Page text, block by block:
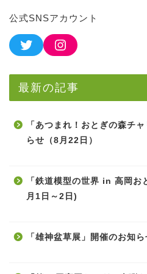
公式SNSアカウント
最新の記事
「あつまれ！おとぎの森チ
らせ（8月22日）
「鉄道模型の世界 in 高岡
月1日～2日)
「雄神盆草展」開催のお知